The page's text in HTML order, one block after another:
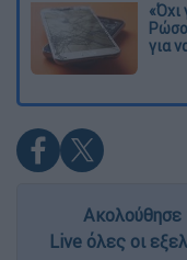
«Όχι
για
Ακολούθησε
Live όλες οι